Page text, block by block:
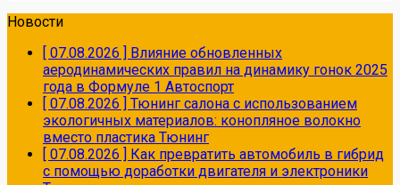
Новости
[ 07.08.2026 ] Влияние обновленных
аеродинамических правил на динамику гонок 2025
года в Формуле 1 Автоспорт
[ 07.08.2026 ] Тюнинг салона с использованием
экологичных материалов: конопляное волокно
вместо пластика Тюнинг
[ 07.08.2026 ] Как превратить автомобиль в гибрид
с помощью доработки двигателя и электроники